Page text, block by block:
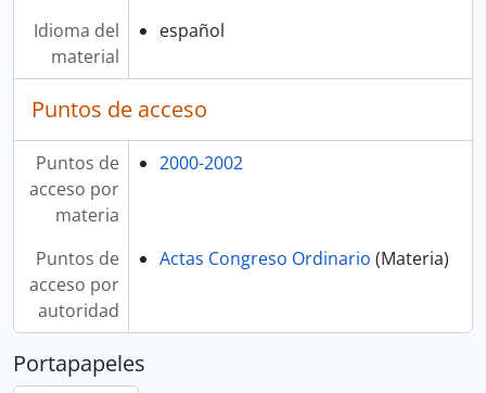
Idioma del
material
español
Puntos de acceso
Puntos de
acceso por
materia
2000-2002
Puntos de
acceso por
autoridad
Actas Congreso Ordinario (Materia)
Portapapeles